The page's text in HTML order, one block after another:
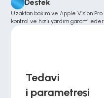
Destek
Uzaktan bakım ve Apple Vision
kontrol ve hızlı yardım garanti
Tedavi
i parametresi